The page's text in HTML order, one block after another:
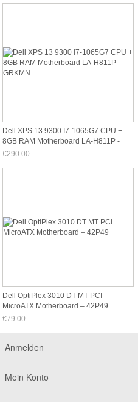
Dell XPS 13 9300 I7-1065G7 CPU +
8GB RAM Motherboard LA-H811P -
GRKMN
€290.00
Dell OptiPlex 3010 DT MT PCI
MicroATX Motherboard – 42P49
€79.00
Anmelden
Mein Konto